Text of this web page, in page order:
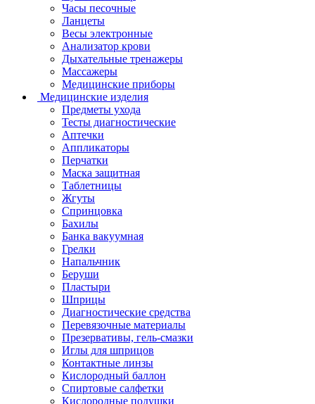
Часы песочные
Ланцеты
Весы электронные
Анализатор крови
Дыхательные тренажеры
Массажеры
Медицинские приборы
Медицинские изделия
Предметы ухода
Тесты диагностические
Аптечки
Аппликаторы
Перчатки
Маска защитная
Таблетницы
Жгуты
Спринцовка
Бахилы
Банка вакуумная
Грелки
Напальчник
Беруши
Пластыри
Шприцы
Диагностические средства
Перевязочные материалы
Презервативы, гель-смазки
Иглы для шприцов
Контактные линзы
Кислородный баллон
Спиртовые салфетки
Кислородные подушки